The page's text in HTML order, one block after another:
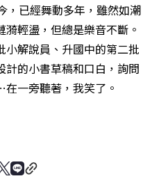
，已經舞動多年，雖然如潮
輕盪，但總是樂音不斷。
解說員、升國中的第二批
計的小書草稿和口白，詢問
一旁聽著，我笑了。